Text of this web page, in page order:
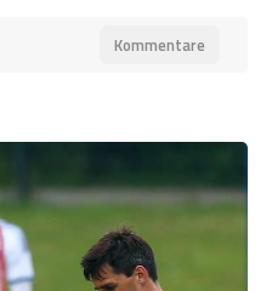
Kommentare